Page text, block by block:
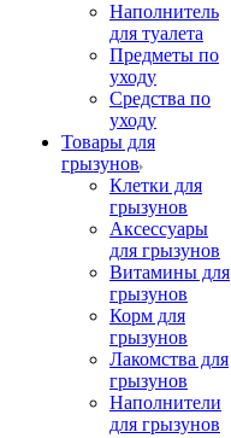
Наполнитель
для туалета
Предметы по
уходу
Средства по
уходу
Товары для
грызунов
Клетки для
грызунов
Аксессуары
для грызунов
Витамины для
грызунов
Корм для
грызунов
Лакомства для
грызунов
Наполнители
для грызунов